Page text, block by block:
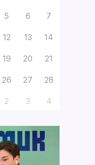
5 6 7
12 13 14
19 20 21
26 27 28
2 3 4